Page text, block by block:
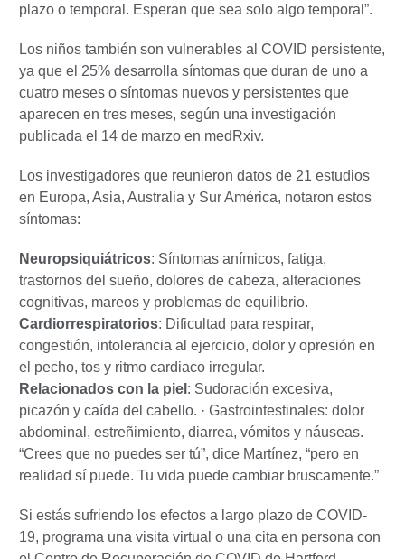
plazo o temporal. Esperan que sea solo algo temporal”.
Los niños también son vulnerables al COVID persistente,
ya que el 25% desarrolla síntomas que duran de uno a
cuatro meses o síntomas nuevos y persistentes que
aparecen en tres meses, según una investigación
publicada el 14 de marzo en medRxiv.
Los investigadores que reunieron datos de 21 estudios
en Europa, Asia, Australia y Sur América, notaron estos
síntomas:
Neuropsiquiátricos: Síntomas anímicos, fatiga,
trastornos del sueño, dolores de cabeza, alteraciones
cognitivas, mareos y problemas de equilibrio.
Cardiorrespiratorios: Dificultad para respirar,
congestión, intolerancia al ejercicio, dolor y opresión en
el pecho, tos y ritmo cardiaco irregular.
Relacionados con la piel : Sudoración excesiva,
picazón y caída del cabello. · Gastrointestinales: dolor
abdominal, estreñimiento, diarrea, vómitos y náuseas.
“Crees que no puedes ser tú”, dice Martínez, “pero en
realidad sí puede. Tu vida puede cambiar bruscamente.”
Si estás sufriendo los efectos a largo plazo de COVID-
19, programa una visita virtual o una cita en persona con